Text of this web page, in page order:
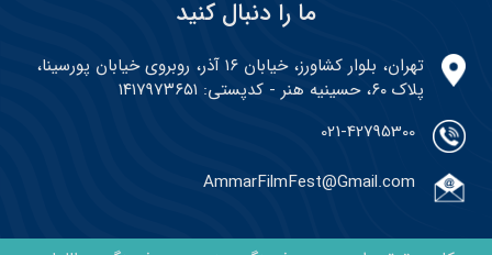
ما را دنبال کنید
تهران، بلوار کشاورز، خیابان ۱۶ آذر، روبروی خیابان پورسینا،
پلاک ۶۰، حسینیه هنر - کدپستی: ۱۴۱۷۹۷۳۶۵۱
021-42795300
AmmarFilmFest@Gmail.com